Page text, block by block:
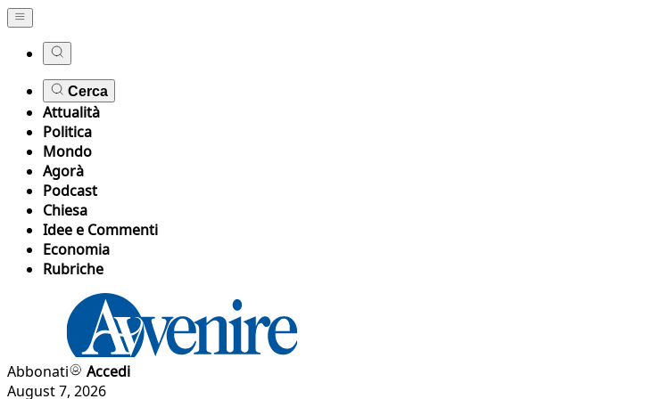
Cerca
Attualità
Politica
Mondo
Agorà
Podcast
Chiesa
Idee e Commenti
Economia
Rubriche
Abbonati
Accedi
August 7, 2026